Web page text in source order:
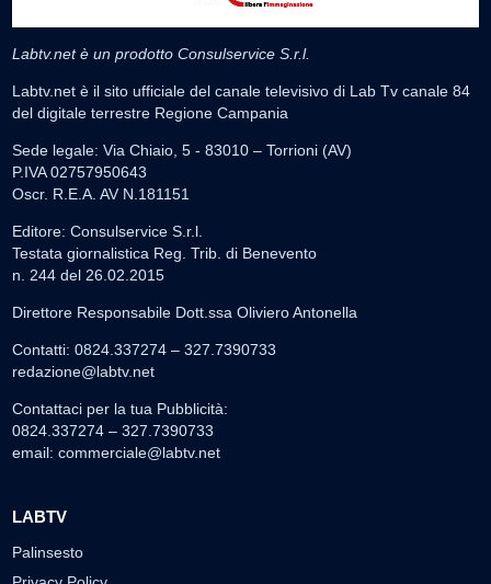
Labtv.net è un prodotto Consulservice S.r.l.
Labtv.net è il sito ufficiale del canale televisivo di Lab Tv canale 84
del digitale terrestre Regione Campania
Sede legale: Via Chiaio, 5 - 83010 – Torrioni (AV)
P.IVA 02757950643
Oscr. R.E.A. AV N.181151
Editore: Consulservice S.r.l.
Testata giornalistica Reg. Trib. di Benevento
n. 244 del 26.02.2015
Direttore Responsabile Dott.ssa Oliviero Antonella
Contatti: 0824.337274 – 327.7390733
redazione@labtv.net
Contattaci per la tua Pubblicità:
0824.337274 – 327.7390733
email: commerciale@labtv.net
LABTV
Palinsesto